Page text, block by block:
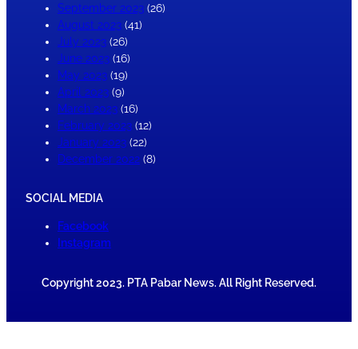
September 2023 (26)
August 2023 (41)
July 2023 (26)
June 2023 (16)
May 2023 (19)
April 2023 (9)
March 2023 (16)
February 2023 (12)
January 2023 (22)
December 2022 (8)
SOCIAL MEDIA
Facebook
Instagram
Copyright 2023. PTA Pabar News. All Right Reserved.